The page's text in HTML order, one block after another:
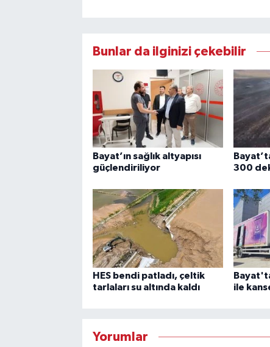
Bunlar da ilginizi çekebilir
Bayat’ın sağlık altyapısı
güçlendiriliyor
300
HES bendi patladı, çeltik
tarlaları su altında kaldı
ile
Yorumlar